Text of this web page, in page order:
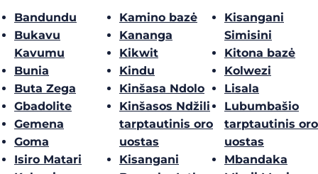
Bandundu
Bukavu
Kavumu
Bunia
Buta Zega
Gbadolite
Gemena
Goma
Isiro Matari
Kamino bazė
Kananga
Kikwit
Kindu
Kinšasa Ndolo
Kinšasos Ndžili
tarptautinis oro
uostas
Kisangani
Kisangani
Simisini
Kitona bazė
Kolwezi
Lisala
Lubumbašio
tarptautinis oro
uostas
Mbandaka